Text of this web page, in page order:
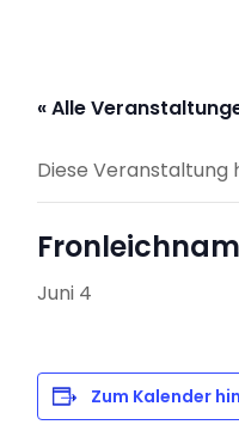
« Alle
Diese
Fronleichnam
Juni 4
Zum Kalender